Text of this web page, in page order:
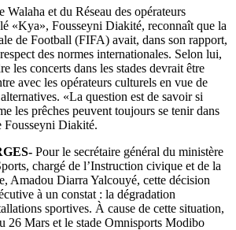
Walaha et du Réseau des opérateurs
«Kya», Fousseyni Diakité, reconnaît que la
de Football (FIFA) avait, dans son rapport,
des normes internationales. Selon lui,
les concerts dans les stades devrait être
avec les opérateurs culturels en vue de
«La question est de savoir si
les prêches peuvent toujours se tenir dans
Fousseyni Diakité.
Pour le secrétaire général du ministère
chargé de l’Instruction civique et de la
Amadou Diarra Yalcouyé, cette décision
à un constat : la dégradation
sportives. À cause de cette situation,
26 Mars et le stade Omnisports Modibo